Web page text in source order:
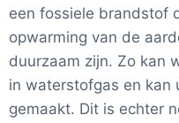
een fossiele brandstof
opwarming van de
duurzaam zijn. Zo kan
in waterstofgas en kan
gemaakt. Dit is echter